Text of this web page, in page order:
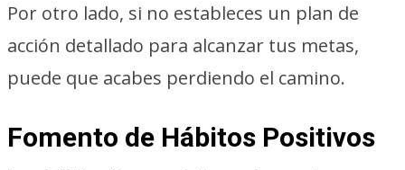
Por otro lado, si no estableces un plan de
acción detallado para alcanzar tus metas,
puede que acabes perdiendo el camino.
Fomento de Hábitos Positivos